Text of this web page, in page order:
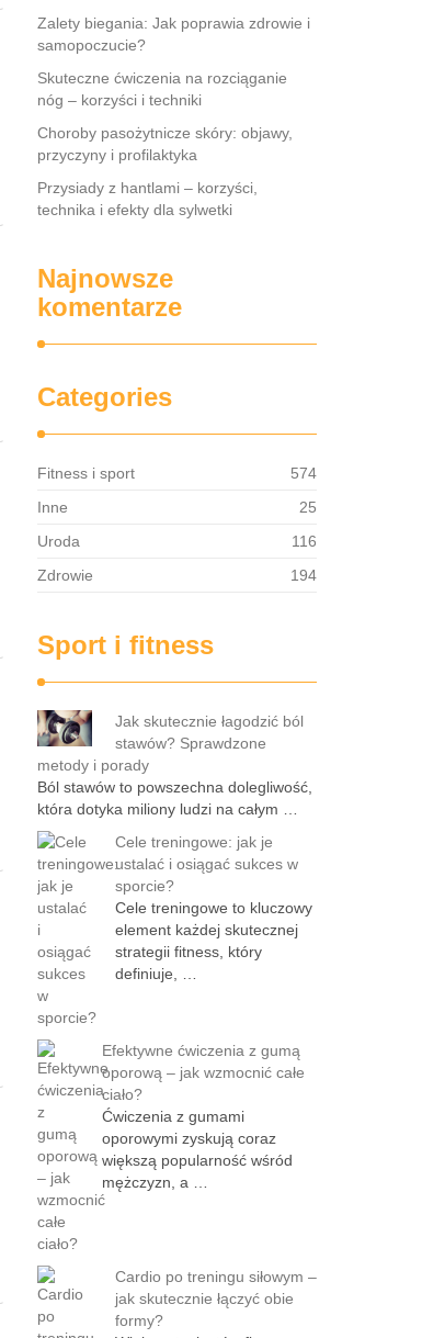
Zalety biegania: Jak poprawia zdrowie i
samopoczucie?
Skuteczne ćwiczenia na rozciąganie
nóg – korzyści i techniki
Choroby pasożytnicze skóry: objawy,
przyczyny i profilaktyka
Przysiady z hantlami – korzyści,
technika i efekty dla sylwetki
Najnowsze
komentarze
Categories
Fitness i sport
574
Inne
25
Uroda
116
Zdrowie
194
Sport i fitness
Jak skutecznie łagodzić ból
stawów? Sprawdzone
metody i porady
Ból stawów to powszechna dolegliwość,
która dotyka miliony ludzi na całym …
Cele treningowe: jak je
ustalać i osiągać sukces w
sporcie?
Cele treningowe to kluczowy
element każdej skutecznej
strategii fitness, który
definiuje, …
Efektywne ćwiczenia z gumą
oporową – jak wzmocnić całe
ciało?
Ćwiczenia z gumami
oporowymi zyskują coraz
większą popularność wśród
mężczyzn, a …
Cardio po treningu siłowym –
jak skutecznie łączyć obie
formy?